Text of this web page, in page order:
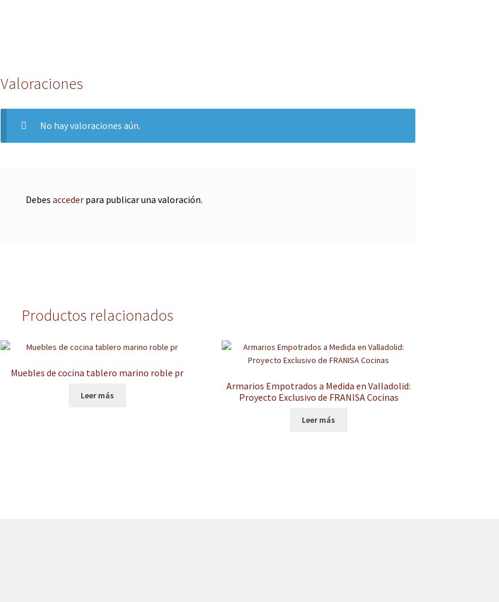
Valoraciones
No hay valoraciones aún.
Debes accederpara publicar una valoración.
Productos relacionados
Muebles de cocina tablero marino roble pr
Leer más
Armarios Empotrados a Medida en Valladolid:
Proyecto Exclusivo de FRANISA Cocinas
Leer más